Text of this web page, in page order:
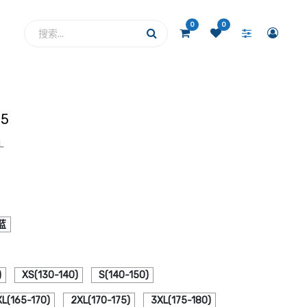
0 0
XS(130-140) S(140-150)
170) 2XL(170-175) 3XL(175-180)